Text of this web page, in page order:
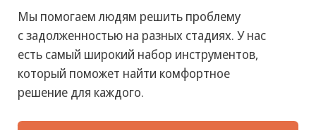
О нас Клиентам Новости
8-800-700-47-11
С 6:00 до 21:00 по МСК.
Звонок бесплатный по всей России.
Написать нам
в ближайшее время.
который поможет найти комфортное
решение для каждого.
Оплатить задолженность